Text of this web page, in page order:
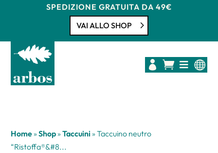
SPEDIZIONE GRATUITA DA 49€
VAI ALLO SHOP
   
Home »Shop »Taccuini »Taccuino neutro
“Ristoffa®&#8...